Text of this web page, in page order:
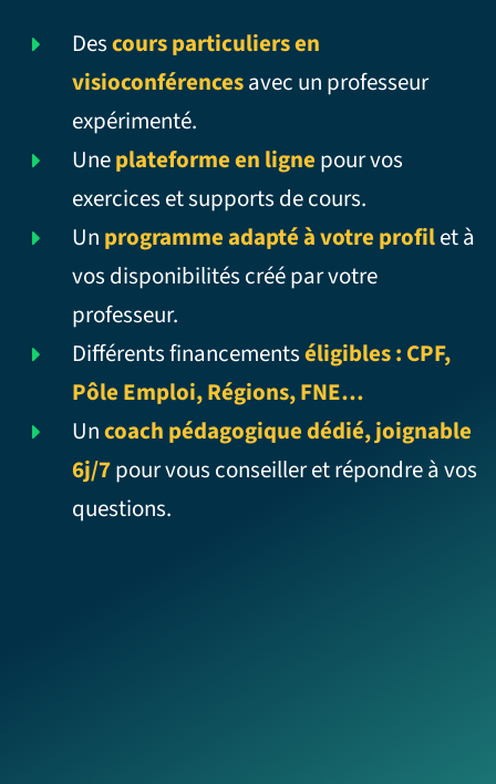
Descours particuliers en
visioconférencesavec un professeur
expérimenté.
Uneplateforme en ligne pour vos
exercices et supports de cours.
Un programme adapté à votre profilet à
vos disponibilités créé par votre
professeur.
Différents financementséligibles : CPF,
Pôle Emploi, Régions, FNE…
Uncoach pédagogique dédié, joignable
6j/7pour vous conseiller et répondre à vos
questions.